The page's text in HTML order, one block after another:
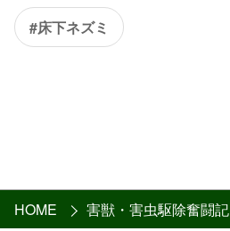
#床下ネズミ
HOME 害獣・害虫駆除奮闘記